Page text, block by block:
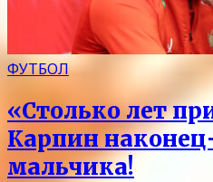
ФУТБОЛ
«Столько лет
Карпин
мальчика!